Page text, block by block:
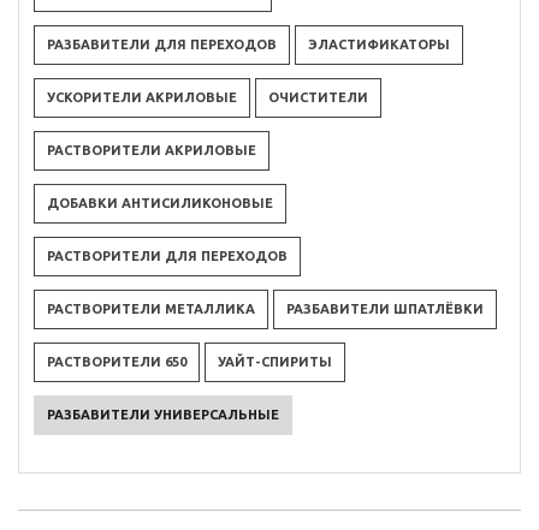
РАЗБАВИТЕЛИ ДЛЯ ПЕРЕХОДОВ ЭЛАСТИФИКАТОРЫ
УСКОРИТЕЛИ АКРИЛОВЫЕ ОЧИСТИТЕЛИ
РАСТВОРИТЕЛИ АКРИЛОВЫЕ
ДОБАВКИ АНТИСИЛИКОНОВЫЕ
РАСТВОРИТЕЛИ ДЛЯ ПЕРЕХОДОВ
РАСТВОРИТЕЛИ МЕТАЛЛИКА РАЗБАВИТЕЛИ ШПАТЛЁВКИ
РАСТВОРИТЕЛИ 650 УАЙТ-СПИРИТЫ
РАЗБАВИТЕЛИ УНИВЕРСАЛЬНЫЕ